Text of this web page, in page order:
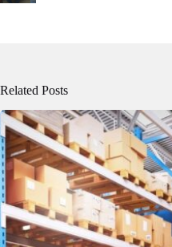
Related Posts